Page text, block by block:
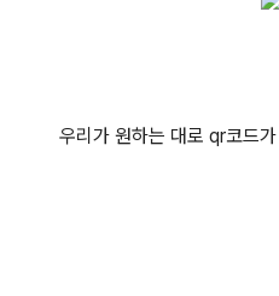
우리가 원하는 대로 qr코드